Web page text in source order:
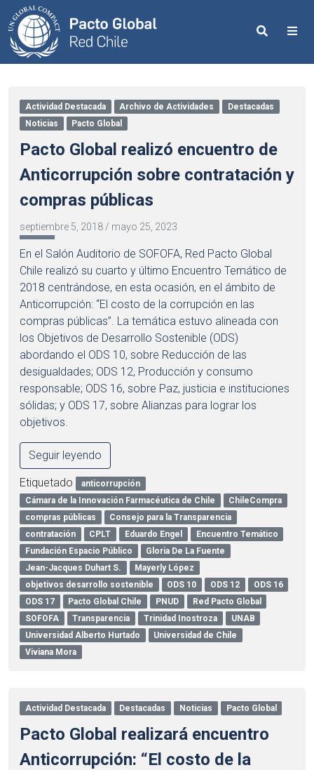
Search
Actividad Destacada Archivo de Actividades
Destacadas
Noticias
Pacto Global
Pacto Global realizó encuentro de
Anticorrupción sobre contratación y
compras públicas
septiembre 5, 2018 / mayo 25, 2023
En el Salón Auditorio de SOFOFA, Red Pacto Global
Chile realizó su cuarto y último Encuentro Temático de
2018 centrándose, en esta ocasión, en el ámbito de
Anticorrupción: “El costo de la corrupción en las
compras públicas”. La temática estuvo alineada con
los Objetivos de Desarrollo Sostenible (ODS)
abordando el ODS 10, sobre Reducción de las
desigualdades; ODS 12, Producción y consumo
responsable; ODS 16, sobre Paz, justicia e instituciones
sólidas; y ODS 17, sobre Alianzas para lograr los
objetivos.
Seguir leyendo
Etiquetado
anticorrupción
Cámara de la Innovación Farmacéutica de Chile
ChileCompra
compras públicas
Consejo para la Transparencia
contratación
CPLT Eduardo Engel
Encuentro Temático
Fundación Espacio Público
Gloria De La Fuente
Jean-Jacques Duhart S.
Mayerly López
objetivos desarrollo sostenible
ODS 10 ODS 12
ODS 16
ODS 17
Pacto Global Chile PNUD
Red Pacto Global
SOFOFA
Transparencia Trinidad Inostroza
UNAB
Universidad Alberto Hurtado
Universidad de Chile
Viviana Mora
Actividad Destacada Destacadas Noticias Pacto Global
Pacto Global realizará encuentro
Anticorrupción: “El costo de la